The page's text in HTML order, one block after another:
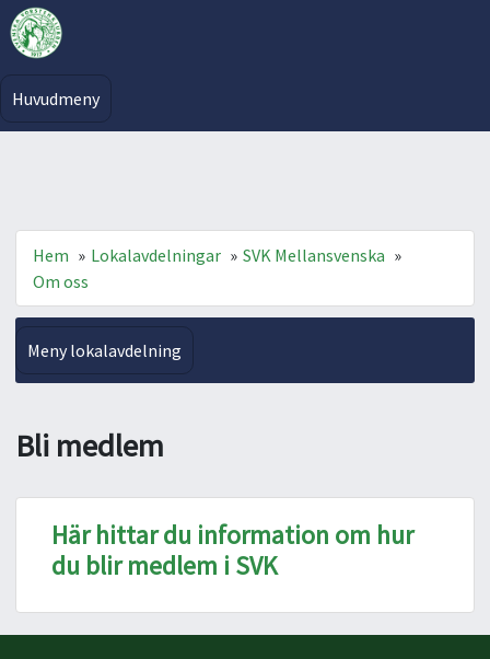
Huvudmeny
Hem » Lokalavdelningar » SVK Mellansvenska »
Om oss
Meny lokalavdelning
Bli medlem
Här hittar du information om hur
du blir medlem i SVK